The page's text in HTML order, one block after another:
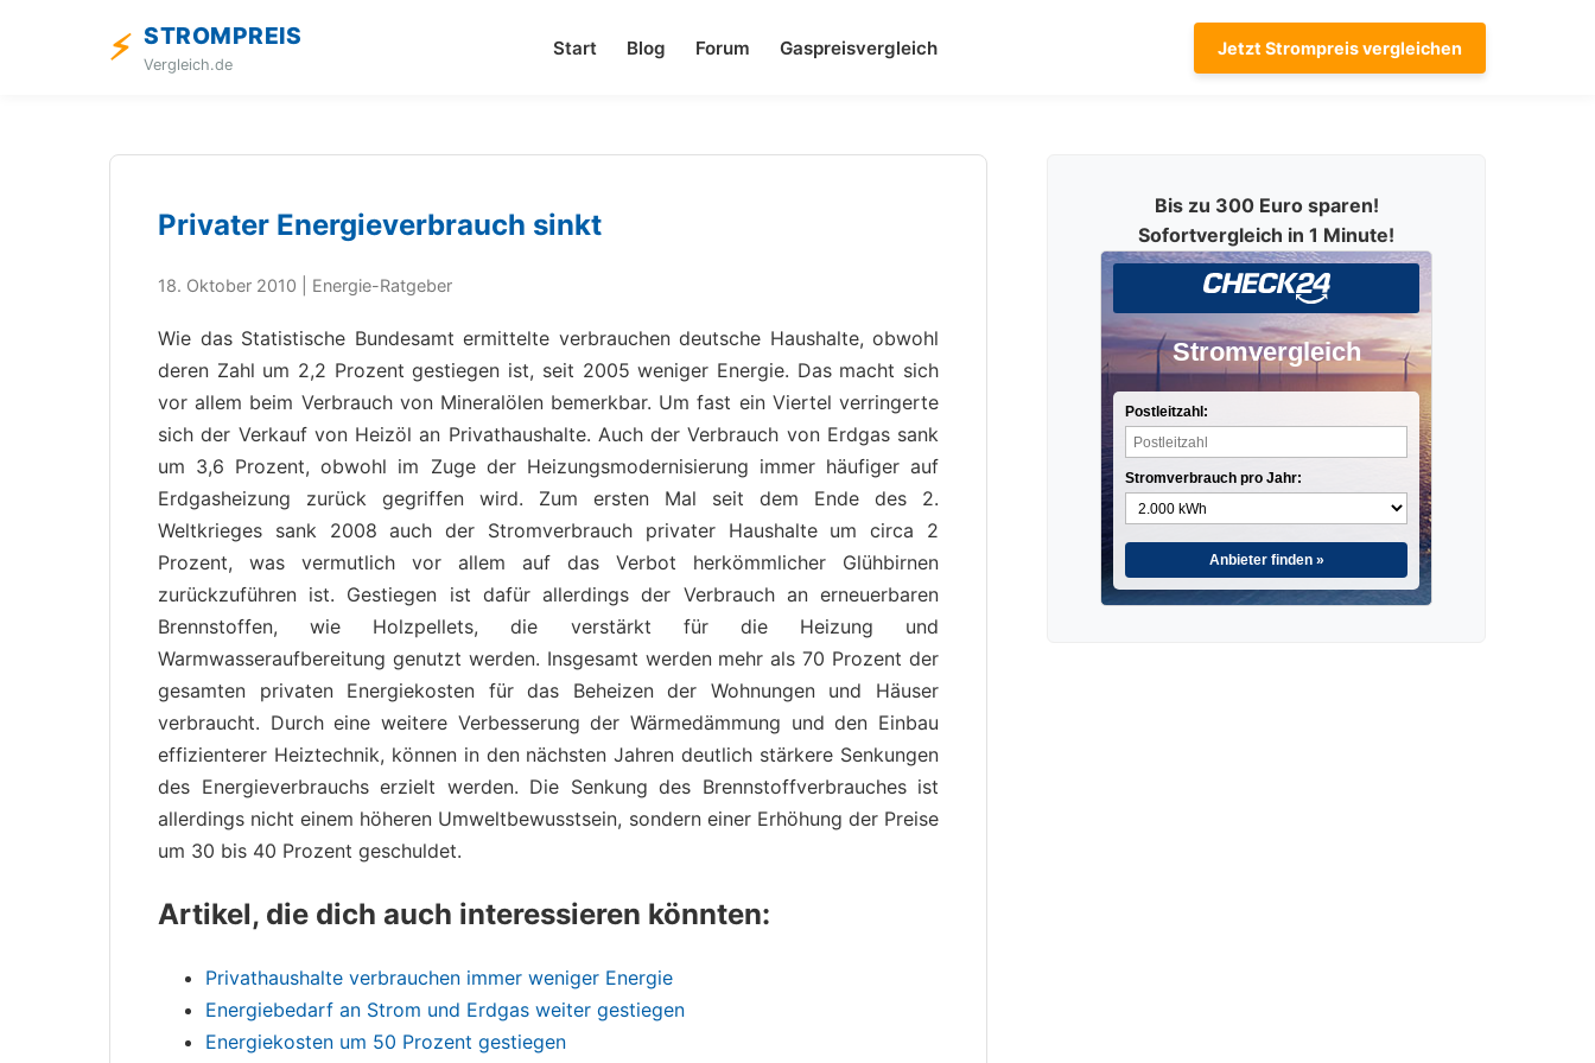
⚡ STROMPREIS
Vergleich.de
Start Blog Forum Gaspreisvergleich Jetzt Strompreis vergleichen
Privater Energieverbrauch sinkt
18. Oktober 2010 | Energie-Ratgeber
Wie das Statistische Bundesamt ermittelte verbrauchen deutsche Haushalte, obwohl
deren Zahl um 2,2 Prozent gestiegen ist, seit 2005 weniger Energie. Das macht sich
vor allem beim Verbrauch von Mineralölen bemerkbar. Um fast ein Viertel verringerte
sich der Verkauf von Heizöl an Privathaushalte. Auch der Verbrauch von Erdgas sank
um 3,6 Prozent, obwohl im Zuge der Heizungsmodernisierung immer häufiger auf
Erdgasheizung zurück gegriffen wird. Zum ersten Mal seit dem Ende des 2.
Weltkrieges sank 2008 auch der Stromverbrauch privater Haushalte um circa 2
Prozent, was vermutlich vor allem auf das Verbot herkömmlicher Glühbirnen
zurückzuführen ist. Gestiegen ist dafür allerdings der Verbrauch an erneuerbaren
Brennstoffen, wie Holzpellets, die verstärkt für die Heizung und
Warmwasseraufbereitung genutzt werden. Insgesamt werden mehr als 70 Prozent der
gesamten privaten Energiekosten für das Beheizen der Wohnungen und Häuser
verbraucht. Durch eine weitere Verbesserung der Wärmedämmung und den Einbau
effizienterer Heiztechnik, können in den nächsten Jahren deutlich stärkere Senkungen
des Energieverbrauchs erzielt werden. Die Senkung des Brennstoffverbrauches ist
allerdings nicht einem höheren Umweltbewusstsein, sondern einer Erhöhung der Preise
um 30 bis 40 Prozent geschuldet.
Artikel, die dich auch interessieren könnten:
Privathaushalte verbrauchen immer weniger Energie
Energiebedarf an Strom und Erdgas weiter gestiegen
Energiekosten um 50 Prozent gestiegen
Bis zu 300 Euro sparen!
Sofortvergleich in 1 Minute!
Stromvergleich
Postleitzahl:
Stromverbrauch pro Jahr:
Anbieter finden »